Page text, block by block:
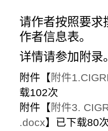
请作者按照要求
作者信息表。
详情请参加附录
附件【 附件
载102次
附件【 附件3.
.docx】已下载80